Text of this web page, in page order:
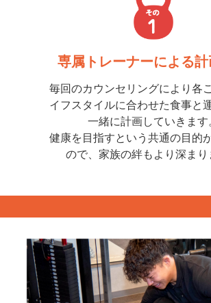
専属トレーナーによる
毎回のカウンセリングにより各
イフスタイルに合わせた食事と
一緒に計画していきます
健康を目指すという共通の目的
ので、家族の絆もより深まり